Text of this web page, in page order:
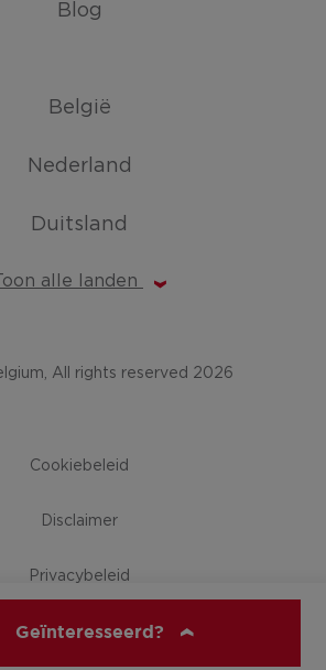
Geïnteresseerd?
Blog
België
Nederland
Duitsland
Toon alle landen
All rights reserved 2026
Cookiebeleid
Disclaimer
Privacybeleid